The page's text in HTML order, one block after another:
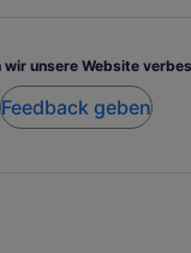
wir unsere Website
Feedback geben